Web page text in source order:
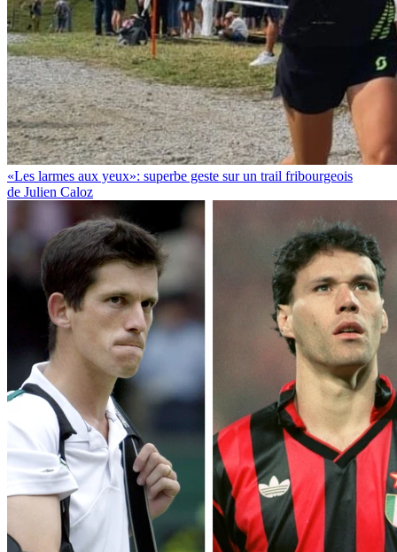
«Les larmes aux yeux»: superbe geste sur un trail fribourgeois
de Julien Caloz